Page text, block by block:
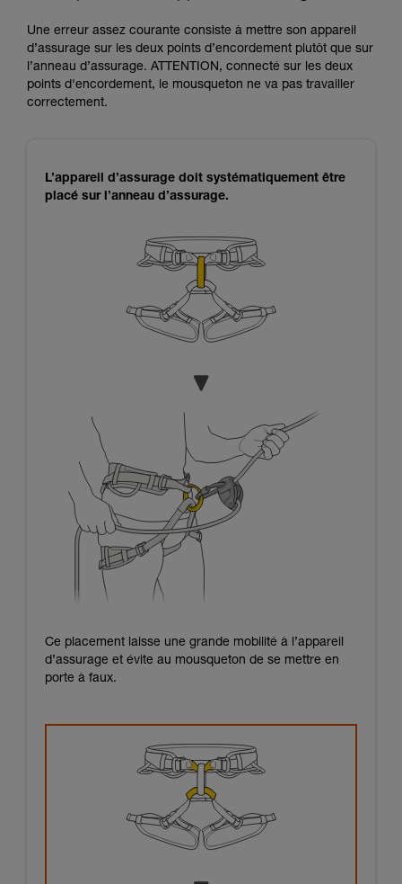
Une erreur assez courante consiste à mettre son appareil
d’assurage sur les deux points d’encordement plutôt que sur
l’anneau d’assurage. ATTENTION, connecté sur les deux
points d'encordement, le mousqueton ne va pas travailler
correctement.
L’appareil d’assurage doit systématiquement être
placé sur l’anneau d’assurage.
Ce placement laisse une grande mobilité à l’appareil
d’assurage et évite au mousqueton de se mettre en
porte à faux.